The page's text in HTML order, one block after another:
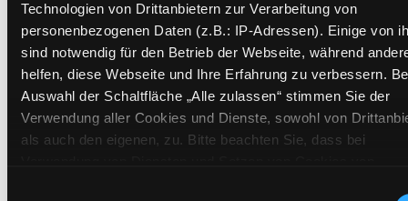
Technologien von Drittanbietern zur Verarbeitung von
personenbezogenen Daten (z.B.: IP-Adressen). Einige von
sind notwendig für den Betrieb der Webseite, während
helfen, diese Webseite und Ihre Erfahrung zu verbessern.
Auswahl der Schaltfläche „Alle zulassen“ stimmen Sie der
Verwendung aller Cookies und Dienste, sowohl von
als auch den eigenen, zu. Bitte beachten Sie, dass bei
Signatur:JC.C LUS
Standort 2:Ausleihe
Status:
Entliehen
Vorbestellungen: 0
Mediengruppe: Kinderbuch
Frist:21.08.2026